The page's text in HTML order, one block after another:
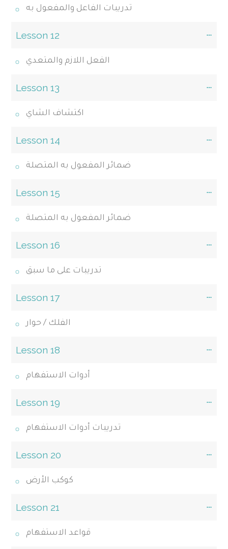
تدريبات الفاعل والمفعول به
Lesson 12
الفعل اللازم والمتعدي
Lesson 13
اكتشاف الشاي
Lesson 14
ضمائر المفعول به المتصلة
Lesson 15
ضمائر المفعول به المتصلة
Lesson 16
تدريبات على ما سبق
Lesson 17
الفلك / حوار
Lesson 18
أدوات الاستفهام
Lesson 19
تدريبات أدوات الاستفهام
Lesson 20
كوكب الأرض
Lesson 21
قواعد الاستفهام